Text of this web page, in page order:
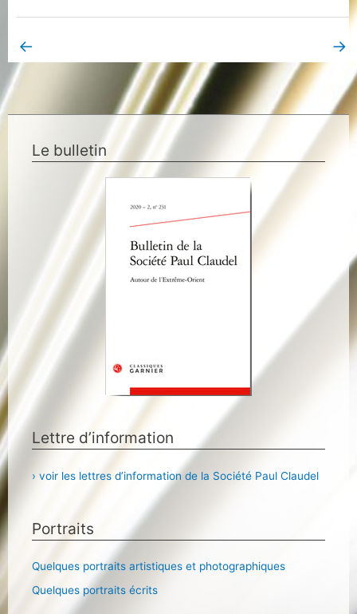
← →
Le bulletin
Lettre d’information
› voir les lettres d’information de la Société Paul Claudel
Portraits
Quelques portraits artistiques et photographiques
Quelques portraits écrits